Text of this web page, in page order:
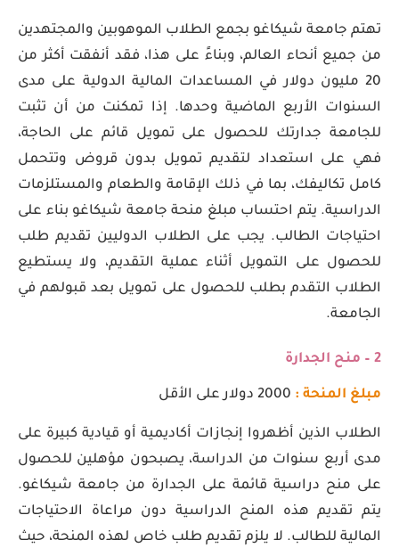
تهتم جامعة شيكاغو بجمع الطلاب الموهوبين والمجتهدين
من جميع أنحاء العالم، وبناءً على هذا، فقد أنفقت أكثر من
20 مليون دولار في المساعدات المالية الدولية على مدى
السنوات الأربع الماضية وحدها. إذا تمكنت من أن تثبت
للجامعة جدارتك للحصول على تمويل قائم على الحاجة،
فهي على استعداد لتقديم تمويل بدون قروض وتتحمل
كامل تكاليفك، بما في ذلك الإقامة والطعام والمستلزمات
الدراسية. يتم احتساب مبلغ منحة جامعة شيكاغو بناء على
احتياجات الطالب. يجب على الطلاب الدوليين تقديم طلب
للحصول على التمويل أثناء عملية التقديم، ولا يستطيع
الطلاب التقدم بطلب للحصول على تمويل بعد قبولهم في
الجامعة.
2 – منح الجدارة
مبلغ المنحة : 2000 دولار على الأقل
الطلاب الذين أظهروا إنجازات أكاديمية أو قيادية كبيرة على
مدى أربع سنوات من الدراسة، يصبحون مؤهلين للحصول
على منح دراسية قائمة على الجدارة من جامعة شيكاغو.
يتم تقديم هذه المنح الدراسية دون مراعاة الاحتياجات
المالية للطالب. لا يلزم تقديم طلب خاص لهذه المنحة، حيث